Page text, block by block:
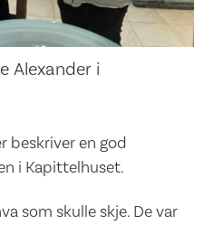
Alexander i
beskriver en god
i Kapittelhuset.
som skulle skje. De var